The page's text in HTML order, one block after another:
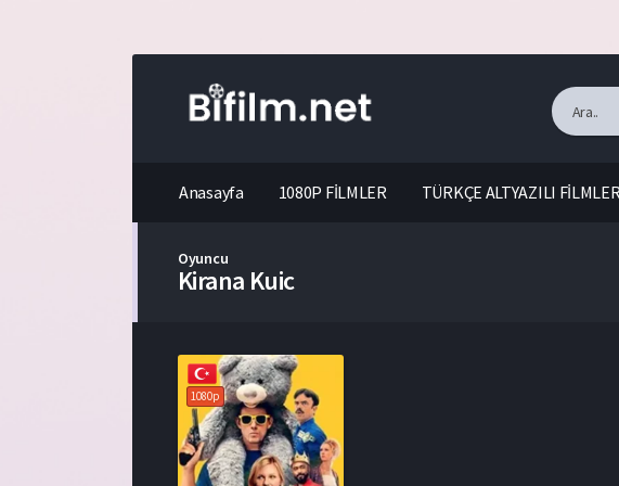
Anasayfa 1080P FİLMLER TÜRKÇE ALTYAZILI
Oyuncu
Kirana Kuic
1080p